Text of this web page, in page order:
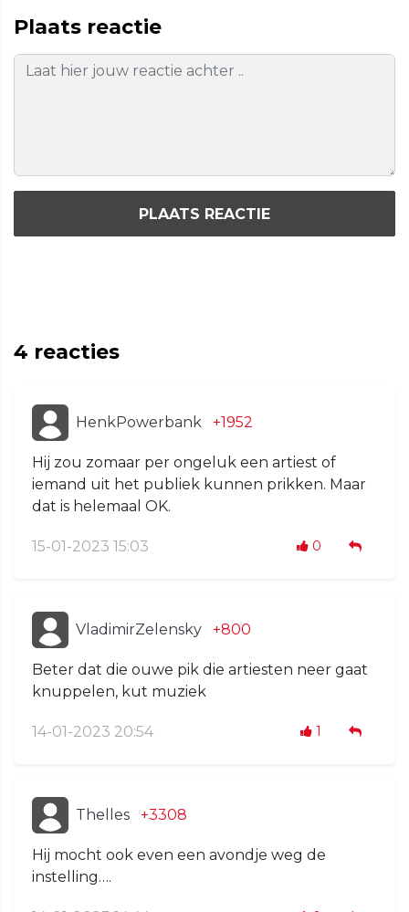
Plaats reactie
PLAATS REACTIE
4 reacties
HenkPowerbank +1952
Hij zou zomaar per ongeluk een artiest of
iemand uit het publiek kunnen prikken. Maar
dat is helemaal OK.
15-01-2023 15:03 0
VladimirZelensky +800
Beter dat die ouwe pik die artiesten neer gaat
knuppelen, kut muziek
14-01-2023 20:54 1
Thelles +3308
Hij mocht ook even een avondje weg de
instelling….